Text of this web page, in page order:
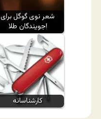
شعر نوی گوگل برای
جویندگان طلا!
کارشناسانه